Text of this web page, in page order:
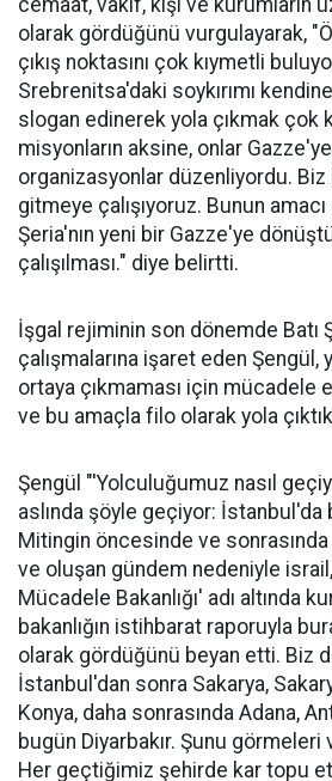
olarak gördüğünü vurgulayarak,
çıkış noktasını çok kıymetli
Srebrenitsa'daki soykırımı
slogan edinerek yola çıkmak çok
misyonların aksine, onlar
organizasyonlar düzenliyordu. Biz
gitmeye çalışıyoruz. Bunun amacı
Şeria'nın yeni bir Gazze'ye
çalışılması." diye belirtti.
İşgal rejiminin son dönemde Batı
çalışmalarına işaret eden Şengül,
ortaya çıkmaması için mücadele
ve bu amaçla filo olarak yola
Şengül "'Yolculuğumuz nasıl
aslında şöyle geçiyor: İstanbul'da
Mitingin öncesinde ve sonrasında
ve oluşan gündem nedeniyle
Mücadele Bakanlığı' adı altında
bakanlığın istihbarat raporuyla
olarak gördüğünü beyan etti. Biz
İstanbul'dan sonra Sakarya,
Konya, daha sonrasında Adana,
bugün Diyarbakır. Şunu görmeleri
Her geçtiğimiz şehirde kar topu